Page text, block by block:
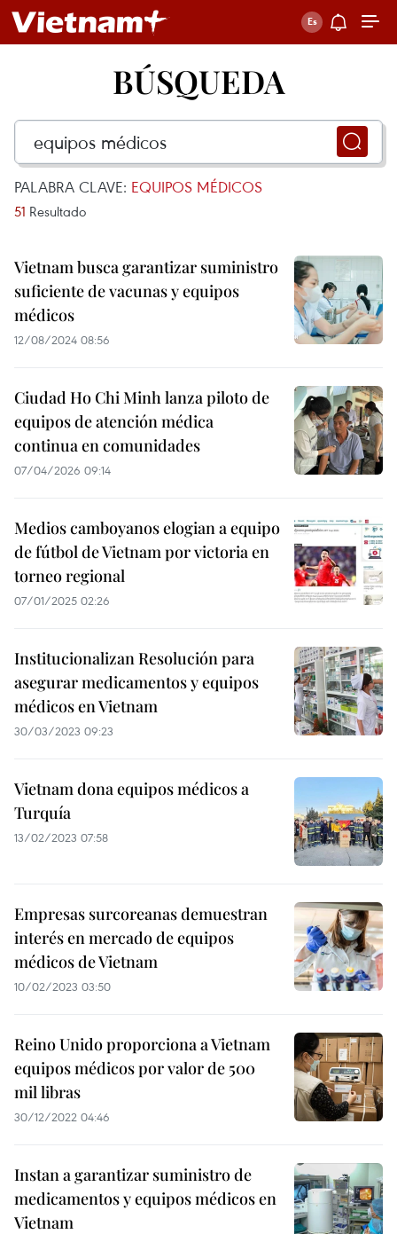
BÚSQUEDA
PALABRA CLAVE: EQUIPOS MÉDICOS
51 Resultado
Vietnam busca garantizar suministro
suficiente de vacunas y equipos
médicos
12/08/2024 08:56
Ciudad Ho Chi Minh lanza piloto de
equipos de atención médica
continua en comunidades
07/04/2026 09:14
Medios camboyanos elogian a equipo
de fútbol de Vietnam por victoria en
torneo regional
07/01/2025 02:26
Institucionalizan Resolución para
asegurar medicamentos y equipos
médicos en Vietnam
30/03/2023 09:23
Vietnam dona equipos médicos a
Turquía
13/02/2023 07:58
Empresas surcoreanas demuestran
interés en mercado de equipos
médicos de Vietnam
10/02/2023 03:50
Reino Unido proporciona a Vietnam
equipos médicos por valor de 500
mil libras
30/12/2022 04:46
Instan a garantizar suministro de
medicamentos y equipos médicos en
Vietnam